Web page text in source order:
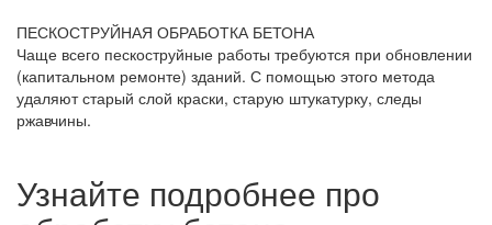
ПЕСКОСТРУЙНАЯ ОБРАБОТКА БЕТОНА
Чаще всего пескоструйные работы требуются при обновлении
(капитальном ремонте) зданий. С помощью этого метода
удаляют старый слой краски, старую штукатурку, следы
ржавчины.
Узнайте подробнее про